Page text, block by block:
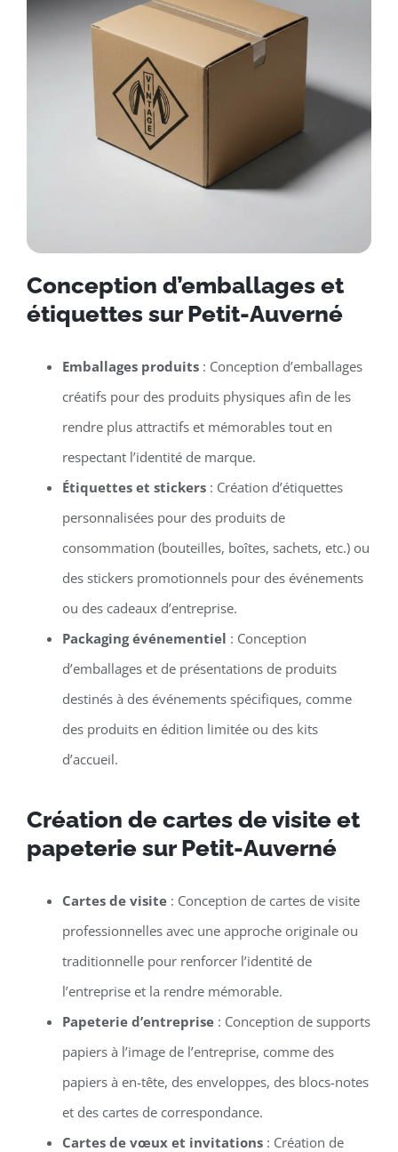
Conception d’emballages et
étiquettes sur Petit-Auverné
Emballages produits: Conception d’emballages
créatifs pour des produits physiques afin de les
rendre plus attractifs et mémorables tout en
respectant l’identité de marque.
Étiquettes et stickers: Création d’étiquettes
personnalisées pour des produits de
consommation (bouteilles, boîtes, sachets, etc.) ou
des stickers promotionnels pour des événements
ou des cadeaux d’entreprise.
Packaging événementiel : Conception
d’emballages et de présentations de produits
destinés à des événements spécifiques, comme
des produits en édition limitée ou des kits
d’accueil.
Création de cartes de visite et
papeterie sur Petit-Auverné
Cartes de visite: Conception de cartes de visite
professionnelles avec une approche originale ou
traditionnelle pour renforcer l’identité de
l’entreprise et la rendre mémorable.
Papeterie d’entreprise: Conception de supports
papiers à l’image de l’entreprise, comme des
papiers à en-tête, des enveloppes, des blocs-notes
et des cartes de correspondance.
Cartes de vœux et invitations: Création de